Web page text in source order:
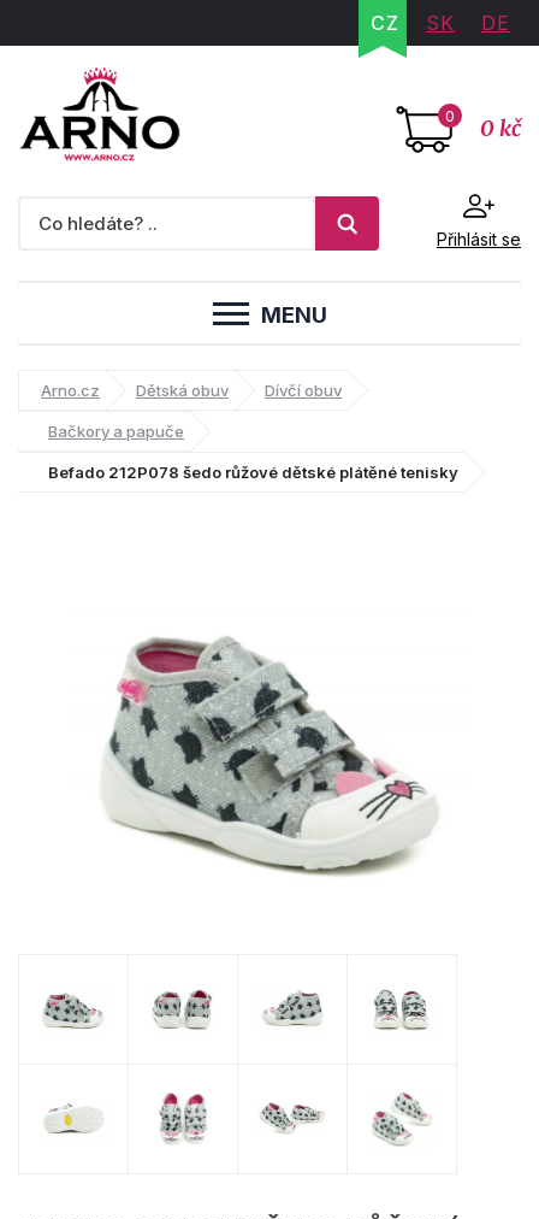
CZ SK DE
0 0 kč
Přihlásit se
MENU
Arno.cz Dětská obuv Dívčí obuv
Bačkory a papuče
Befado 212P078 šedo růžové dětské plátěné tenisky